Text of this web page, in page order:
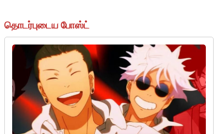
தொடர்புடைய போஸ்ட்